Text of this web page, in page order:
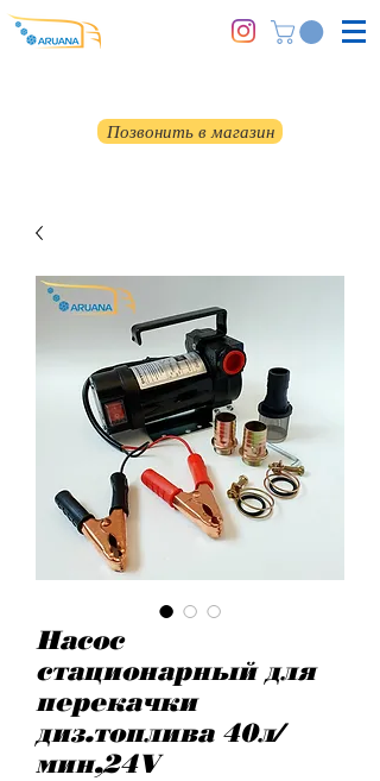
Позвонить в магазин
Насос
стационарный для
перекачки
диз.топлива 40л/
мин,24V